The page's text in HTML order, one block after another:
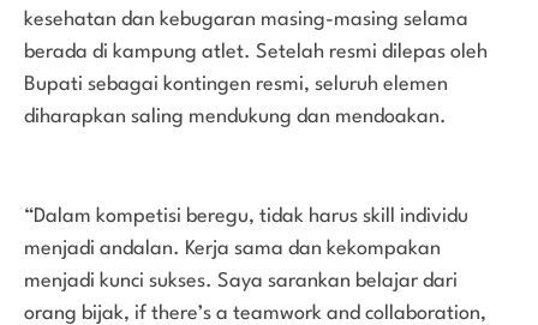
kesehatan dan kebugaran masing-masing selama
berada di kampung atlet. Setelah resmi dilepas oleh
Bupati sebagai kontingen resmi, seluruh elemen
diharapkan saling mendukung dan mendoakan.
“Dalam kompetisi beregu, tidak harus skill individu
menjadi andalan. Kerja sama dan kekompakan
menjadi kunci sukses. Saya sarankan belajar dari
orang bijak, if there’s a teamwork and collaboration,